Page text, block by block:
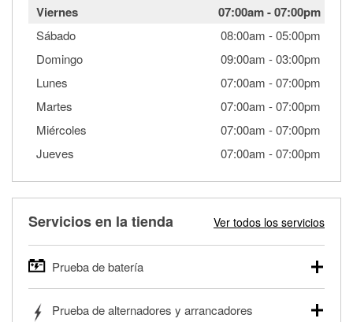
Viernes 07:00am-07:00pm
Sábado 08:00am -05:00pm
Domingo
09:00am -03:00pm
Lunes
07:00am -07:00pm
Martes
07:00am -07:00pm
Miércoles
07:00am -07:00pm
Jueves
07:00am -07:00pm
Servicios en la tienda Ver todos los servicios
Prueba de batería
autos, camionetas, SUVs, vehículos comerciales y
Prueba de alternadores y arrancadores